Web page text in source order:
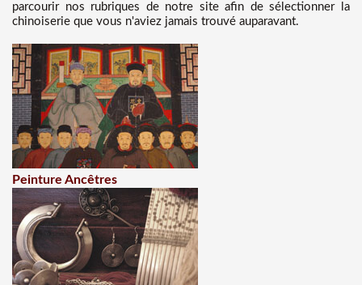
parcourir nos rubriques de notre site afin de sélectionner la
chinoiserie que vous n'aviez jamais trouvé auparavant.
Peinture Ancêtres